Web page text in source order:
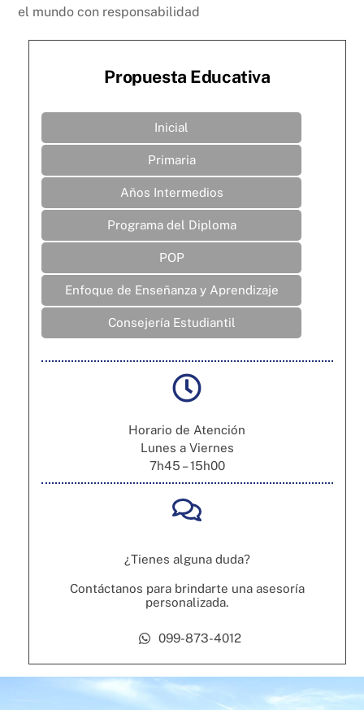
el mundo con responsabilidad
Propuesta Educativa
Inicial
Primaria
Años Intermedios
Programa del Diploma
POP
Enfoque de Enseñanza y Aprendizaje
Consejería Estudiantil
Horario de Atención
Lunes a Viernes
7h45 – 15h00
¿Tienes alguna duda?
Contáctanos para brindarte una asesoría
personalizada.
099-873-4012